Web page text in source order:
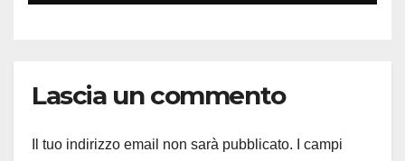
Lascia un commento
Il tuo indirizzo email non sarà pubblicato. I campi